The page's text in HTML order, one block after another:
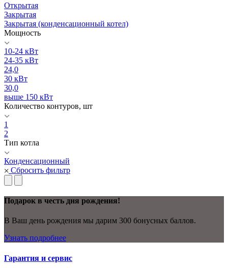
Открытая
Закрытая
Закрытая (конденсационный котел)
Мощность
10-24 кВт
24-35 кВт
24,0
30 кВт
30,0
выше 150 кВт
Количество контуров, шт
1
2
Тип котла
Конденсационный
Сбросить фильтр
Подарок в честь дня рождения!
В Ваш день рождения мы дарим 300 бонусных баллов.
Узнать подробнее
Гарантия и сервис